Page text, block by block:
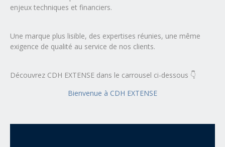
enjeux techniques et financiers.
Une marque plus lisible, des expertises réunies, une même
exigence de qualité au service de nos clients.
Découvrez CDH EXTENSE dans le carrousel ci-dessous 👇
Bienvenue à CDH EXTENSE